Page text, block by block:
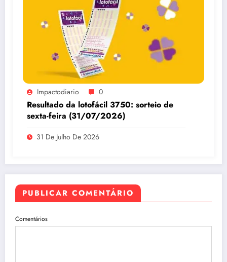
Impactodiario 0
Resultado da lotofácil 3750: sorteio de
sexta-feira (31/07/2026)
31 De Julho De 2026
PUBLICAR COMENTÁRIO
Comentários